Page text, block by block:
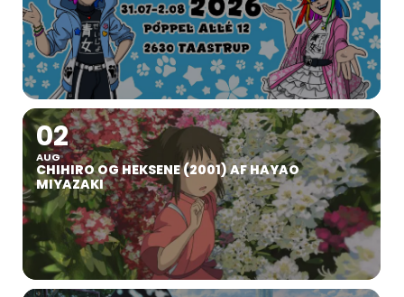
02
AUG
CHIHIRO OG HEKSENE (2001) AF HAYAO
MIYAZAKI